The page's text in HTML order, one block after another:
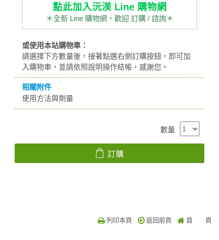
點此加入沅渼 Line 購物網
＊全新 Line 購物網，歡迎 訂購 / 諮詢＊
或使用本站購物車：
請選擇下方數量後，接著點選右側訂購按鈕，即可加
入購物車，並請依照說明操作結帳，感謝您。
相關附件
使用方法與劑量
數量
訂購
列印本頁 返回前頁 首 頁